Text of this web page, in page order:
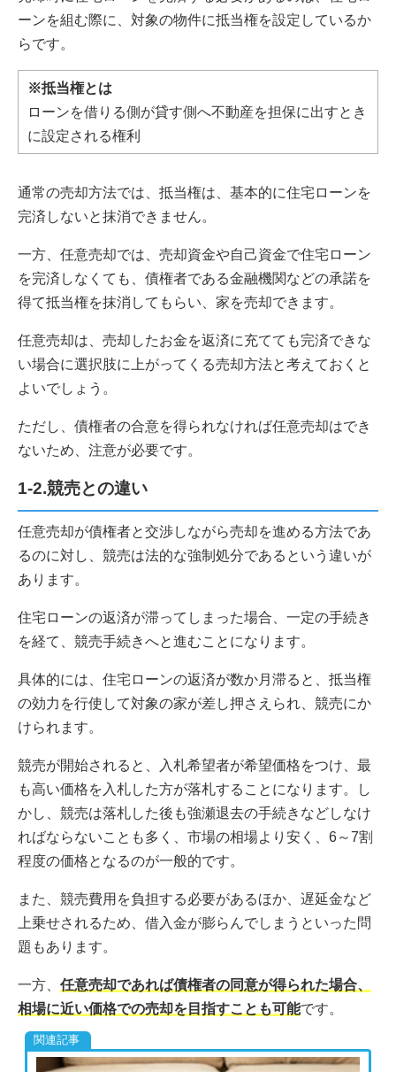
ーンを組む際に、対象の物件に抵当権を設定しているか
らです。
※抵当権とは
ローンを借りる側が貸す側へ不動産を担保に出すとき
に設定される権利
通常の売却方法では、抵当権は、基本的に住宅ローンを
完済しないと抹消できません。
一方、任意売却では、売却資金や自己資金で住宅ローン
を完済しなくても、債権者である金融機関などの承諾を
得て抵当権を抹消してもらい、家を売却できます。
任意売却は、売却したお金を返済に充てても完済できな
い場合に選択肢に上がってくる売却方法と考えておくと
よいでしょう。
ただし、債権者の合意を得られなければ任意売却はでき
ないため、注意が必要です。
1-2.競売との違い
任意売却が債権者と交渉しながら売却を進める方法であ
るのに対し、競売は法的な強制処分であるという違いが
あります。
住宅ローンの返済が滞ってしまった場合、一定の手続き
を経て、競売手続きへと進むことになります。
具体的には、住宅ローンの返済が数か月滞ると、抵当権
の効力を行使して対象の家が差し押さえられ、競売にか
けられます。
競売が開始されると、入札希望者が希望価格をつけ、最
も高い価格を入札した方が落札することになります。し
かし、競売は落札した後も強瀬退去の手続きなどしなけ
ればならないことも多く、市場の相場より安く、6～7割
程度の価格となるのが一般的です。
また、競売費用を負担する必要があるほか、遅延金など
上乗せされるため、借入金が膨らんでしまうといった問
題もあります。
一方、 任意売却であれば債権者の同意が得られた場合、
相場に近い価格での売却を目指すことも可能です。